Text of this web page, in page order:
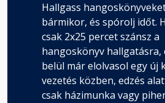
Hallgass
bármikor, és spórolj időt.
csak 2x25 percet szánsz a
hangoskönyv hallgatásra,
belül már elolvasol egy új
vezetés közben, edzés
csak házimunka vagy